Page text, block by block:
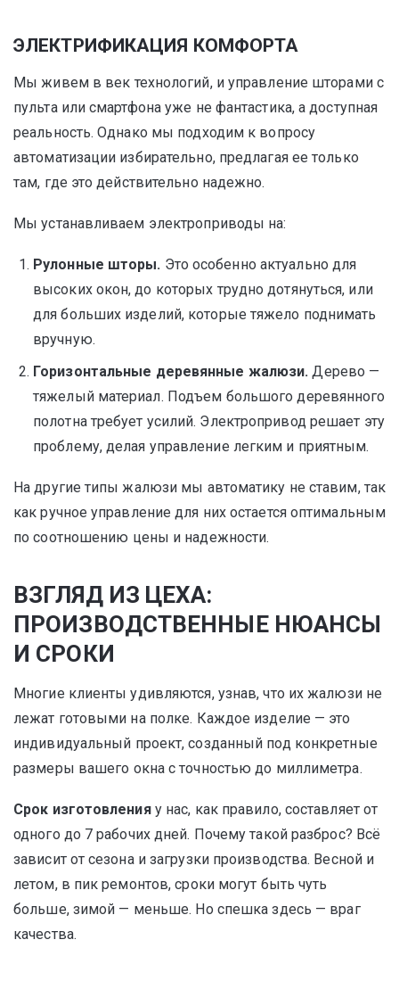
ЭЛЕКТРИФИКАЦИЯ КОМФОРТА
Мы живем в век технологий, и управление шторами с
пульта или смартфона уже не фантастика, а доступная
реальность. Однако мы подходим к вопросу
автоматизации избирательно, предлагая ее только
там, где это действительно надежно.
Мы устанавливаем электроприводы на:
Рулонные шторы. Это особенно актуально для
высоких окон, до которых трудно дотянуться, или
для больших изделий, которые тяжело поднимать
вручную.
Горизонтальные деревянные жалюзи. Дерево —
тяжелый материал. Подъем большого деревянного
полотна требует усилий. Электропривод решает эту
проблему, делая управление легким и приятным.
На другие типы жалюзи мы автоматику не ставим, так
как ручное управление для них остается оптимальным
по соотношению цены и надежности.
ВЗГЛЯД ИЗ ЦЕХА:
ПРОИЗВОДСТВЕННЫЕ НЮАНСЫ
И СРОКИ
Многие клиенты удивляются, узнав, что их жалюзи не
лежат готовыми на полке. Каждое изделие — это
индивидуальный проект, созданный под конкретные
размеры вашего окна с точностью до миллиметра.
Срок изготовленияу нас, как правило, составляет от
одного до 7 рабочих дней. Почему такой разброс? Всё
зависит от сезона и загрузки производства. Весной и
летом, в пик ремонтов, сроки могут быть чуть
больше, зимой — меньше. Но спешка здесь — враг
качества.